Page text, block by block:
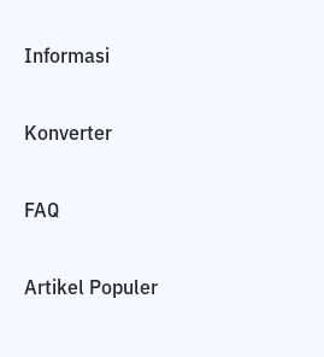
Informasi
Konverter
FAQ
Artikel Populer